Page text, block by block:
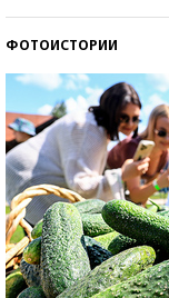
ФОТОИСТОРИИ